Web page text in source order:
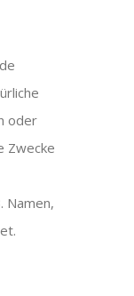
oder
Zwecke
Namen,